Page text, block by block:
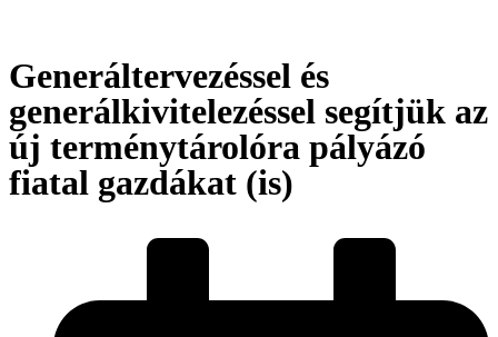
Generáltervezéssel és
generálkivitelezéssel segítjük az
új terménytárolóra pályázó
fiatal gazdákat (is)